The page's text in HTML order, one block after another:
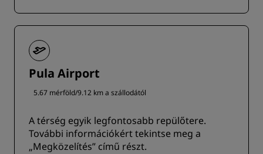
Pula Airport
5.67 mérföld/9.12 km a szállodától
A térség egyik legfontosabb repülőtere.
További információkért tekintse meg a
„Megközelítés” című részt.